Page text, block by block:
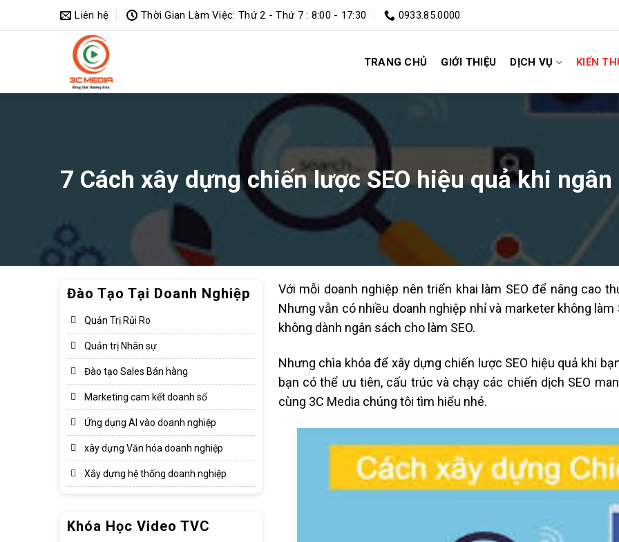
qua
Liên hệ Thời Gian Làm Việc: Thứ 2 - Thứ 7 : 8:00 - 17:30 0933.85.0000
TRANG CHỦ GIỚI THIỆU DỊCH VỤ KIẾN
7 Cách xây dựng chiến lược SEO hiệu quả khi
Đào Tạo Tại Doanh Nghiệp
Quản Trị Rủi Ro
Quản trị Nhân sự
Đào tạo Sales Bán hàng
Marketing cam kết doanh số
Ứng dụng AI vào doanh nghiệp
xây dựng Văn hóa doanh nghiệp​
Xây dựng hệ thống doanh nghiệp​
Khóa Học Video TVC
Với mỗi doanh nghiệp nên triển khai làm SEO để nâng cao
Nhưng vẫn có nhiều doanh nghiệp nhỉ và marketer không
không dành ngân sách cho làm SEO.
Nhưng chìa khóa để xây dựng chiến lược SEO hiệu quả khi
bạn có thể ưu tiên, cấu trúc và chạy các chiến dịch SEO
cùng 3C Media chúng tôi tìm hiểu nhé.